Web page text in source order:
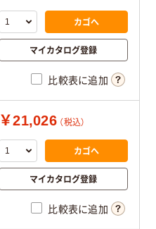
カゴへ
マイカタログ登録
比較表に追加
￥21,026 （税込）
カゴへ
マイカタログ登録
比較表に追加